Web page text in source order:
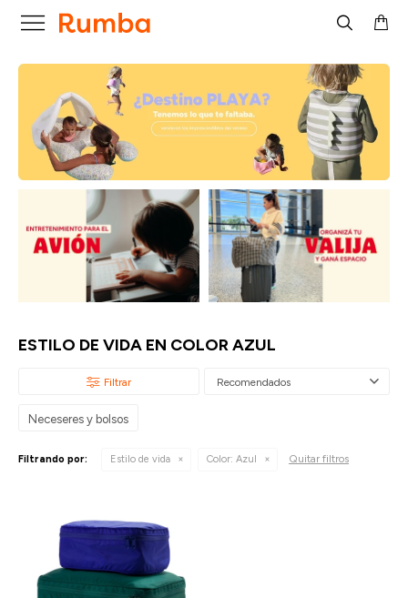

ESTILO DE VIDA EN COLOR AZUL
Recomendados
Neceseres y bolsos
Filtrando por: Estilo de vida Color: Azul Quitar filtros